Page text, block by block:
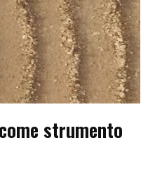
strumento